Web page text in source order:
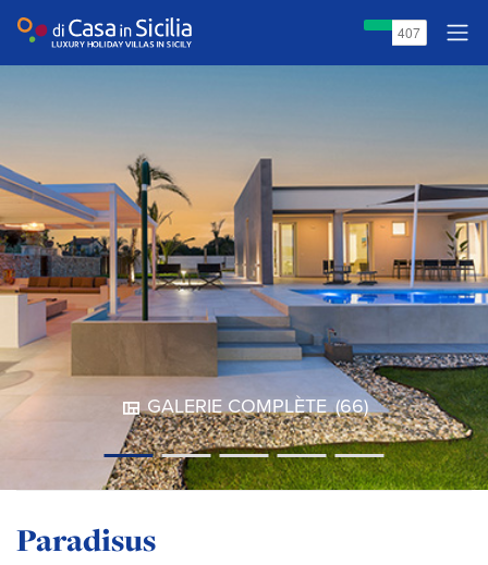
GALERIE COMPLÈTE (66)
Paradisus